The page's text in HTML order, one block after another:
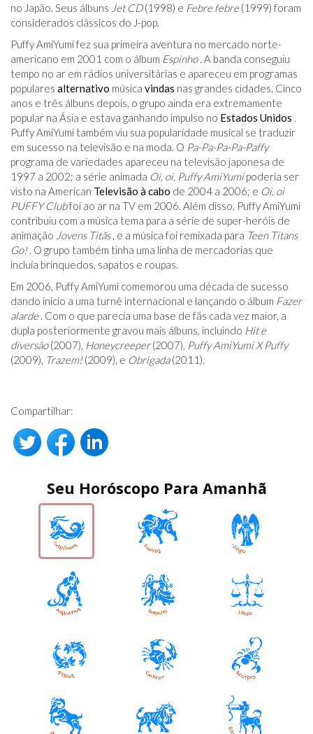
no Japão. Seus álbuns Jet CD(1998) e Febre febre(1999) foram
considerados clássicos do J-pop.
Puffy AmiYumi fez sua primeira aventura no mercado norte-
americano em 2001 com o álbum Espinho. A banda conseguiu
tempo no ar em rádios universitárias e apareceu em programas
populares alternativo música vindas nas grandes cidades. Cinco
anos e três álbuns depois, o grupo ainda era extremamente
popular na Ásia e estava ganhando impulso no Estados Unidos .
Puffy AmiYumi também viu sua popularidade musical se traduzir
em sucesso na televisão e na moda. O Pa-Pa-Pa-Pa-Paffy
programa de variedades apareceu na televisão japonesa de
1997 a 2002; a série animada Oi, oi, Puffy AmiYumipoderia ser
visto na American Televisão à cabo de 2004 a 2006; e Oi, oi
PUFFY Clubfoi ao ar na TV em 2006. Além disso, Puffy AmiYumi
contribuiu com a música tema para a série de super-heróis de
animação Jovens Titãs, e a música foi remixada para Teen Titans
Go!. O grupo também tinha uma linha de mercadorias que
incluía brinquedos, sapatos e roupas.
Em 2006, Puffy AmiYumi comemorou uma década de sucesso
dando início a uma turnê internacional e lançando o álbum Fazer
alarde. Com o que parecia uma base de fãs cada vez maior, a
dupla posteriormente gravou mais álbuns, incluindo Hit e
diversão(2007), Honeycreeper(2007), Puffy AmiYumi X Puffy
(2009), Trazem!(2009), e Obrigada(2011).
Compartilhar:
Seu Horóscopo Para Amanhã